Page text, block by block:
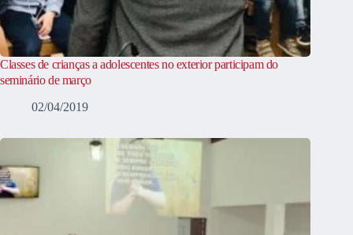
Classes de crianças a adolescentes no exterior participam do
seminário de março
02/04/2019